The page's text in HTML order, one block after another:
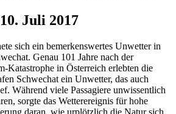
Juli 2017
sich ein bemerkenswertes Unwetter in
Genau 101 Jahre nach der
Katastrophe in Österreich erlebten die
Schwechat ein Unwetter, das auch
Während viele Passagiere unwissentlich
sorgte das Wetterereignis für hohe
daran, wie urplötzlich die Natur sich